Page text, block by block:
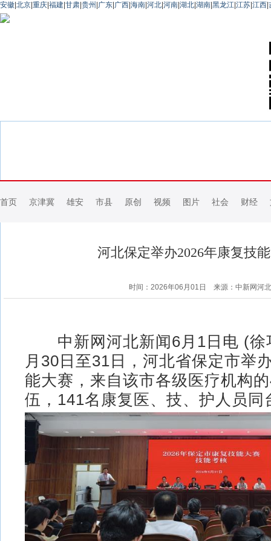
安徽 北京 重庆 福建 甘肃 贵州 广东 广西 海南 河北 河南 湖北 湖南 黑龙江 江苏 江西
首页 京津冀 雄安 市县 原创 视频 图片 社会 财经
河北保定举办2026年康复技
时间：2026年06月01日 来源：中新网河北
中新网河北新闻6月1日电 (徐
月30日至31日，河北省保定市举
能大赛，来自该市各级医疗机构
伍，141名康复医、技、护人员同